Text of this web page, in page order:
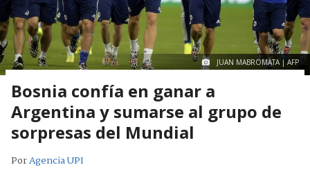
JUAN MABROMATA | AFP
Bosnia confía en ganar a
Argentina y sumarse al grupo de
sorpresas del Mundial
PorAgencia UPI